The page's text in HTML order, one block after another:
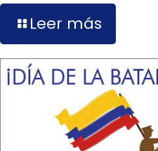
Leer más